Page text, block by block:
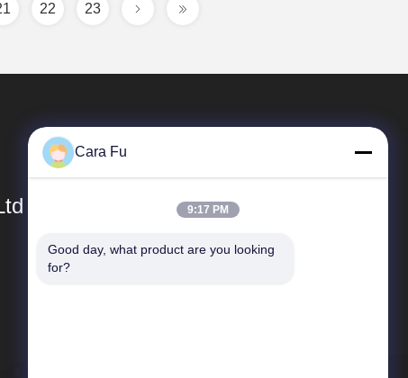
22 23
Liens Rapides
Cara Fu
9:17 PM
Good day, what product are you looking
for?